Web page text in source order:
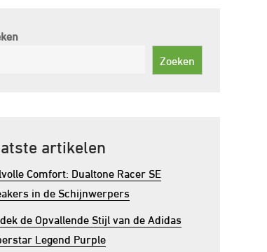
Zoeken
artikelen
Comfort: Dualtone Racer SE
in de Schijnwerpers
de Opvallende Stijl van de Adidas
Legend Purple